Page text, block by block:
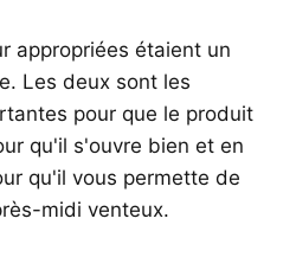
appropriées étaient un
Les deux sont les
pour que le produit
qu'il s'ouvre bien et en
qu'il vous permette de
midi venteux.